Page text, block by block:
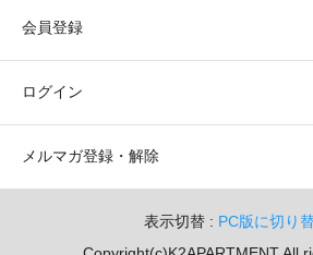
会員登録
ログイン
メルマガ登録・解除
表示切替 : PC版に切り